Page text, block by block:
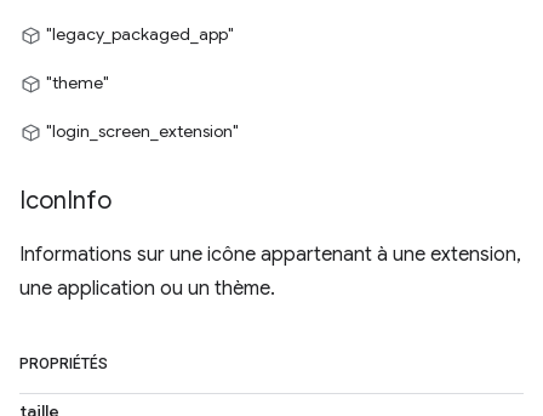
"legacy_packaged_app"
"theme"
"login_screen_extension"
IconInfo
Informations sur une icône appartenant à une extension,
une application ou un thème.
PROPRIÉTÉS
taille